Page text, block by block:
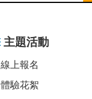
主題活動
線上報名
體驗花絮